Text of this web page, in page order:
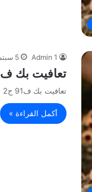
Admin 1 5 سبتمبر، 2023
تعافيت بك ف91 ج2 – رواية تعافيت بك PDF
تعافيت بك ف91 ج2 - رواية تعافيت بك PDF
أكمل القراءة »